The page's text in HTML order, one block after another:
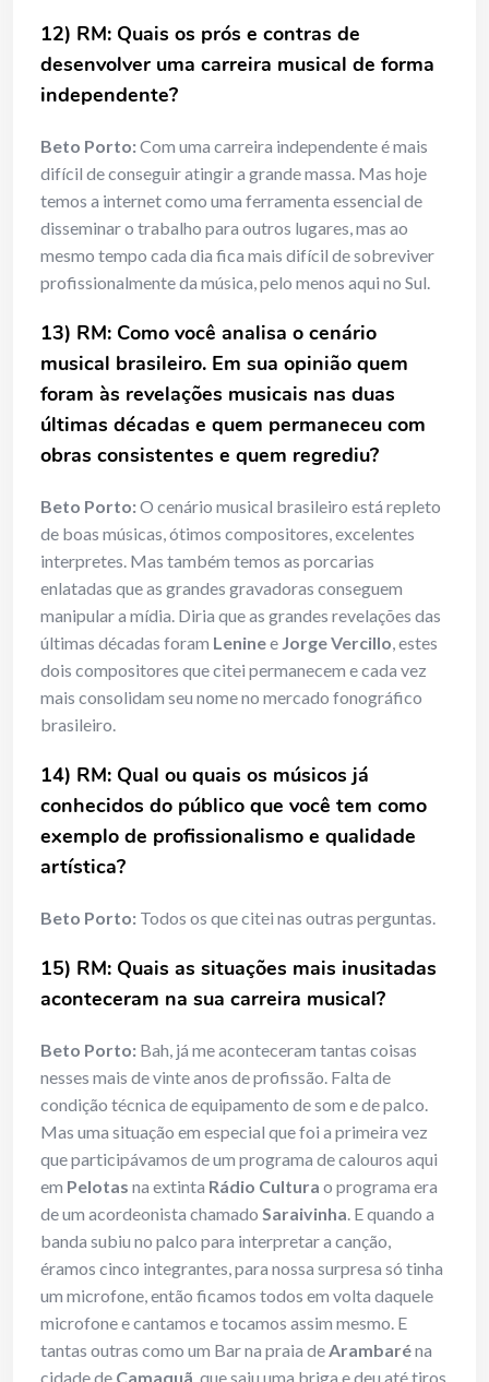
12) RM: Quais os prós e contras de
desenvolver uma carreira musical de forma
independente?
Beto Porto:Com uma carreira independente é mais
difícil de conseguir atingir a grande massa. Mas hoje
temos a internet como uma ferramenta essencial de
disseminar o trabalho para outros lugares, mas ao
mesmo tempo cada dia fica mais difícil de sobreviver
profissionalmente da música, pelo menos aqui no Sul.
13) RM: Como você analisa o cenário
musical brasileiro. Em sua opinião quem
foram às revelações musicais nas duas
últimas décadas e quem permaneceu com
obras consistentes e quem regrediu?
Beto Porto:O cenário musical brasileiro está repleto
de boas músicas, ótimos compositores, excelentes
interpretes. Mas também temos as porcarias
enlatadas que as grandes gravadoras conseguem
manipular a mídia. Diria que as grandes revelações das
últimas décadas foram Leninee Jorge Vercillo, estes
dois compositores que citei permanecem e cada vez
mais consolidam seu nome no mercado fonográfico
brasileiro.
14) RM: Qual ou quais os músicos já
conhecidos do público que você tem como
exemplo de profissionalismo e qualidade
artística?
Beto Porto: Todos os que citei nas outras perguntas.
15) RM: Quais as situações mais inusitadas
aconteceram na sua carreira musical?
Beto Porto: Bah, já me aconteceram tantas coisas
nesses mais de vinte anos de profissão. Falta de
condição técnica de equipamento de som e de palco.
Mas uma situação em especial que foi a primeira vez
que participávamos de um programa de calouros aqui
em Pelotas na extinta Rádio Cultura o programa era
de um acordeonista chamado Saraivinha. E quando a
banda subiu no palco para interpretar a canção,
éramos cinco integrantes, para nossa surpresa só tinha
um microfone, então ficamos todos em volta daquele
microfone e cantamos e tocamos assim mesmo. E
tantas outras como um Bar na praia deArambaréna
cidade de Camaquã , que saiu uma briga e deu até tiros